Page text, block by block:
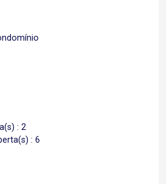
: 2
: 6